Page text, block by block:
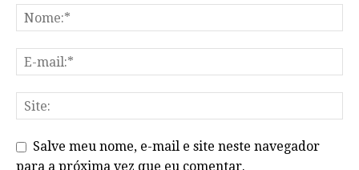
Salve meu nome, e-mail e site neste navegador
para a próxima vez que eu comentar.